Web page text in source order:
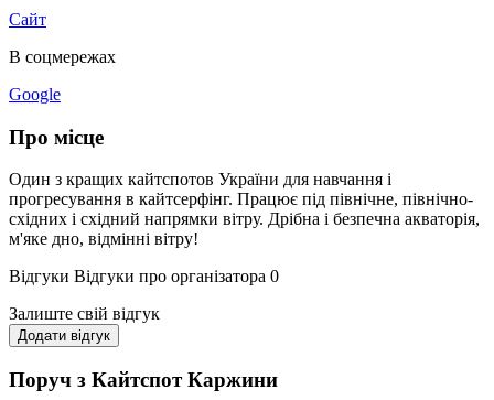
Сайт
В соцмережах
Google
Про місце
Один з кращих кайтспотов України для навчання і
прогресування в кайтсерфінг. Працює під північне, північно-
східних і східний напрямки вітру. Дрібна і безпечна акваторія,
м'яке дно, відмінні вітру!
Відгуки Відгуки про організатора 0
Залиште свій відгук
Додати відгук
Поруч з Кайтспот Каржини